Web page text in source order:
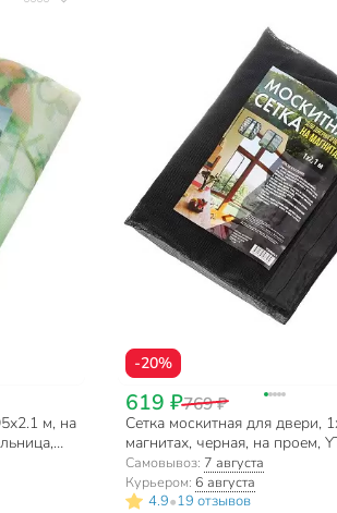
м, на
-20%
619 ₽769 ₽
Сетка москитная для двери,
магнитах, черная, на проем,
пакет
Самовывоз: 7 августа
Курьером: 6 августа
4.9•19 отзывов